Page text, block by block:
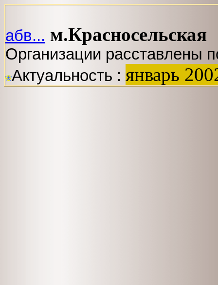
абв... м.Красносельская
Организации расставлены
Актуальность : январь